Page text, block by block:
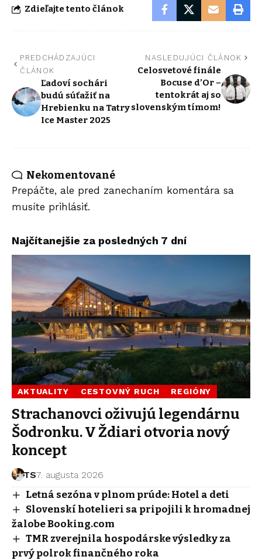
Zdieľajte tento článok
PREDCHÁDZAJÚCI
ČLÁNOK
Ľadoví sochári
budú súťažiť na
Hrebienku na Tatry
Ice Master 2025
NASLEDUJÚCI ČLÁNOK
Celosvetové finále
Bocuse d’Or –
tentokrát aj so
slovenským tímom!
Nekomentované
Prepáčte, ale pred zanechaním komentára sa
musíte prihlásiť.
Najčítanejšie za posledných 7 dní
AKTUALITY CESTOVNÝ RUCH REGIÓNY
Strachanovci oživujú legendárnu
Šodronku. V Ždiari otvoria nový
koncept
TS7. augusta 2026
Letná sezóna v plnom prúde: Hotel a deti
Slovenskí hotelieri sa pripojili k hromadnej
žalobe Booking.com
TMR zverejnila hospodárske výsledky za
prvý polrok finančného roka